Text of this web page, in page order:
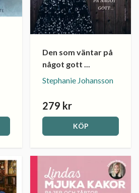
Den som väntar på
något gott ...
Stephanie Johansson
279 kr
KÖP